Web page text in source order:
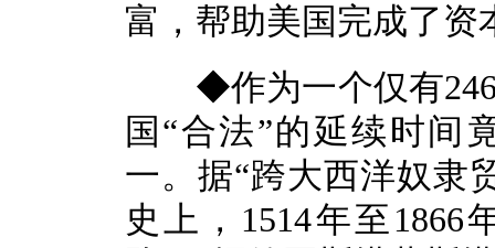
富，帮助美国完成了资
◆作为一个仅有246
国“合法”的延续时间
一。据“跨大西洋奴隶
史上，1514年至1866